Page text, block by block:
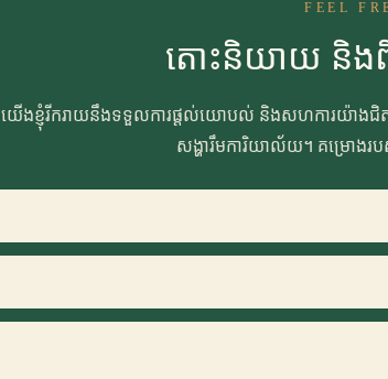
FEEL
តោះនិយាយ និង
យើងខ្ញុំរីករាយនឹងទទួលការផ្ដល់យោបល់ និងសហការយ៉ាងជិត
សង្ហារឹមការិយាល័យ។ គម្រោងរ